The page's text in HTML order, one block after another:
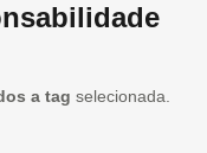
a tag selecionada.